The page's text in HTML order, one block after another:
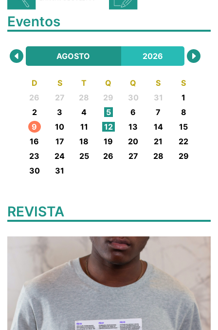
Eventos
AGOSTO 2026
D S T Q Q S
S
26
27 28 29 30 31
1
2
3 4 5 6 7
8
9
10 11 12 13 14
15
16
17 18 19 20 21
22
23
24 25 26 27 28
29
30
31
REVISTA